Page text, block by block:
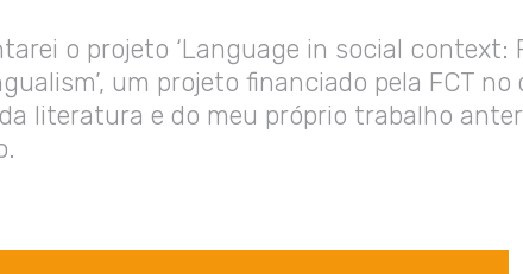
o projeto ‘Language in social
um projeto financiado pela FCT
literatura e do meu próprio trabalho